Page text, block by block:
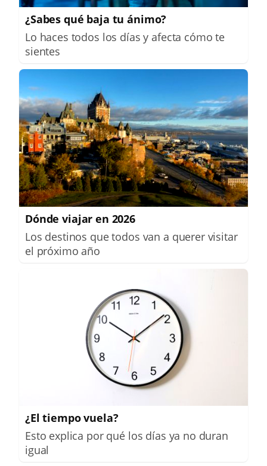
¿Sabes qué baja tu ánimo?
Lo haces todos los días y afecta cómo te
sientes
Dónde viajar en 2026
Los destinos que todos van a querer visitar
el próximo año
¿El tiempo vuela?
Esto explica por qué los días ya no duran
igual